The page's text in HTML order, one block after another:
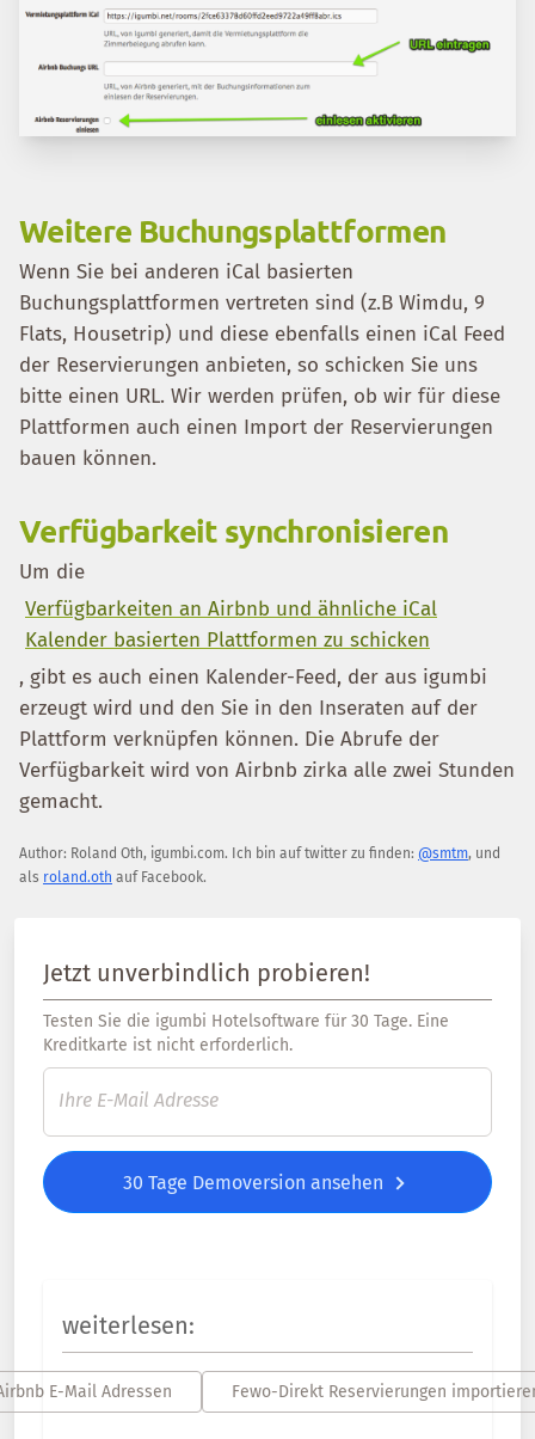
Weitere Buchungsplattformen
Wenn Sie bei anderen iCal basierten
Buchungsplattformen vertreten sind (z.B Wimdu, 9
Flats, Housetrip) und diese ebenfalls einen iCal Feed
der Reservierungen anbieten, so schicken Sie uns
bitte einen URL. Wir werden prüfen, ob wir für diese
Plattformen auch einen Import der Reservierungen
bauen können.
Verfügbarkeit synchronisieren
Um die
Verfügbarkeiten an Airbnb und ähnliche iCal
Kalender basierten Plattformen zu schicken
, gibt es auch einen Kalender-Feed, der aus igumbi
erzeugt wird und den Sie in den Inseraten auf der
Plattform verknüpfen können. Die Abrufe der
Verfügbarkeit wird von Airbnb zirka alle zwei Stunden
gemacht.
Author: Roland Oth, igumbi.com. Ich bin auf twitter zu finden: @smtm, und
als roland.oth auf Facebook.
Jetzt unverbindlich probieren!
Testen Sie die igumbi Hotelsoftware für 30 Tage. Eine
Kreditkarte ist nicht erforderlich.
30 Tage Demoversion ansehen
weiterlesen:
E-Mail Adressen Fewo-Direkt Reservierungen